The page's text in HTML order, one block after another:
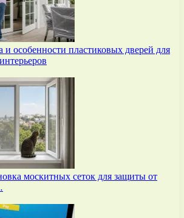
особенности пластиковых дверей для
москитных сеток для защиты от